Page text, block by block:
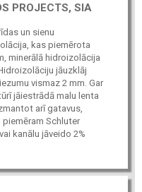
PROJECTS, SIA
un sienu
kas piemērota
minerālā hidroizolācija
jāuzklāj
vismaz 2 mm. Gar
jāiestrādā malu lenta
arī gatavus,
Schluter
kanālu jāveido 2%